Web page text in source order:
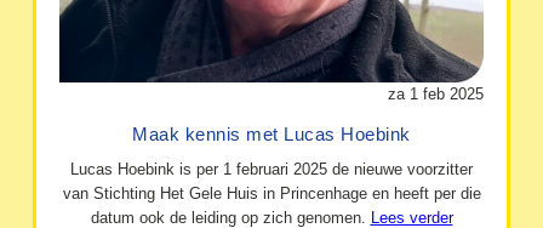
za 1 feb 2025
Maak kennis met Lucas Hoebink
Lucas Hoebink is per 1 februari 2025 de nieuwe voorzitter
van Stichting Het Gele Huis in Princenhage en heeft per die
datum ook de leiding op zich genomen. Lees verder